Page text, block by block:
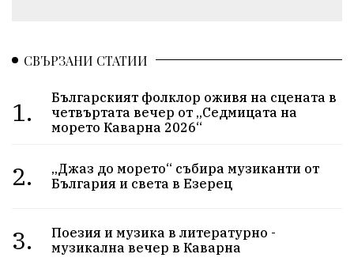
СВЪРЗАНИ СТАТИИ
1.
Българският фолклор оживя на сцената в
четвъртата вечер от „Седмицата на
морето Каварна 2026“
2.
„Джаз до морето“ събира музиканти от
България и света в Езерец
3.
Поезия и музика в литературно -
музикална вечер в Каварна